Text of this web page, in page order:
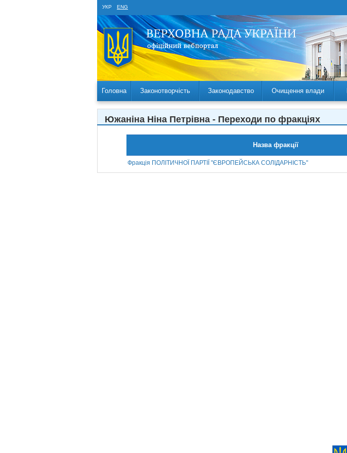
УКР ENG
Головна Законотворчість Законодавство Очищення влади
Южаніна Ніна Петрівна - Переходи по фракціях
Назва фракції
Фракція ПОЛІТИЧНОЇ ПАРТІЇ "ЄВРОПЕЙСЬКА СОЛІДАРНІСТЬ"